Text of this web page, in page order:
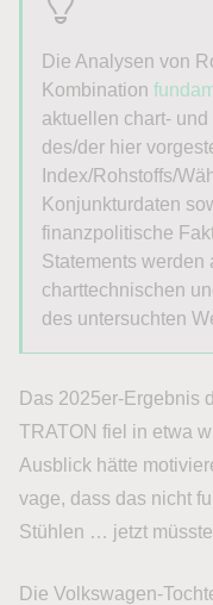
Die Analysen von
Kombination
aktuellen chart-
des/der hier
Index/Rohstoffs/
Konjunkturdaten
finanzpolitische
Statements werden
charttechnischen
des untersuchten
Das 2025er-Ergebnis
TRATON fiel in etwa
Ausblick hätte
vage, dass das nicht
Stühlen … jetzt
Die Volkswagen-